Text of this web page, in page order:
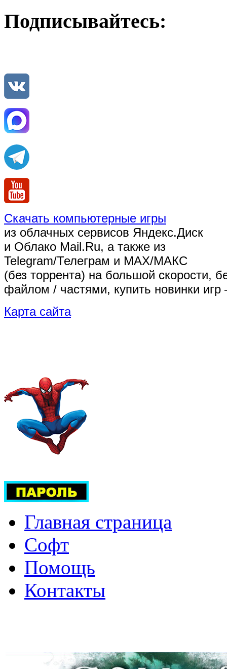
Подписывайтесь:
Скачать компьютерные игры
из облачных сервисов Яндекс.Диск
и Облако Mail.Ru, а также из
Telegram/Телеграм и MAX/МАКС
(без торрента) на большой скорости,
файлом / частями, купить новинки
Карта сайта
Главная страница
Софт
Помощь
Контакты